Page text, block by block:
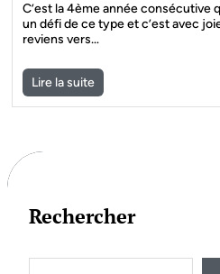
C’est la 4ème année consécutive
un défi de ce type et c’est avec
reviens vers…
Lire la suite
Rechercher